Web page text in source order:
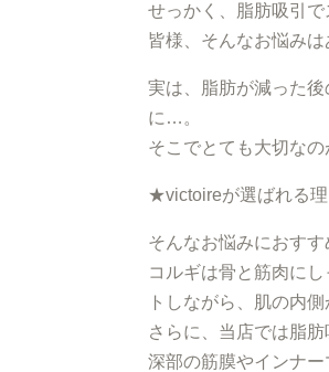
せっかく、脂肪吸引
皆様、そんなお悩みは
実は、脂肪が減った
に…。
そこでとても大切な
★victoireが選ばれる
そんなお悩みにおす
コルギは骨と筋肉に
トしながら、肌の内
さらに、当店では脂
深部の筋膜やインナ